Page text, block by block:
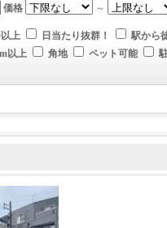
価格 ～
上 日当たり抜群！
駅から
以上 角地 ペット可能